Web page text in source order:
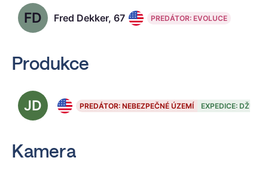
FD Fred Dekker, 67 PREDÁTOR: EVOLUCE
Produkce
JD John Davis, 72
PREDÁTOR: NEBEZPEČNÉ ÚZEMÍ EXPEDICE:
Kamera